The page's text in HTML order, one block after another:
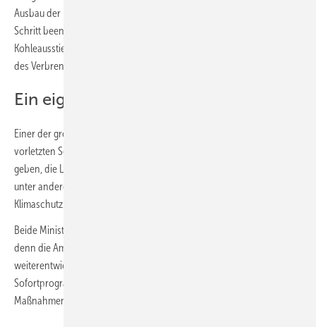
Ausbau der Erneuerbaren Energien aus dem Weg räumen. Schritt für
Schritt beenden wir das fossile Zeitalter, auch, indem wir den
Kohleausstieg idealerweise auf 2030 vorziehen und die Technologie
des Verbrennungsmotors hinter uns lassen.“
Ein eigenständiges Bauministerium…
Einer der größten Wünsche der Baubranche erfüllt sich erst auf der
vorletzten Seite: es wird ein eigenständiges Ministerium für Bauen
geben, die Leitung fällt der SPD zu. Bündnis 90 / Die Grünen stellen
unter anderem die Leitung des Ministeriums für Wirtschaft und
Klimaschutz.
Beide Ministerien werden gleich zum Start eng zusammenarbeiten,
denn die Ampel will das Bundes-Klimaschutzgesetz konsequent
weiterentwickeln und noch im Jahr 2022 ein Klimaschutz-
Sofortprogramm mit allen notwendigen Gesetzen, Verordnungen und
Maßnahmen auf den Weg bringen und abschließen.